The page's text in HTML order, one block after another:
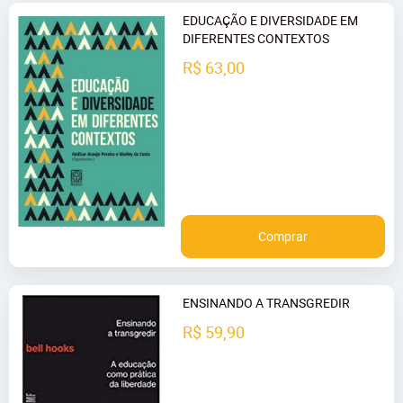
EDUCAÇÃO E DIVERSIDADE EM
DIFERENTES CONTEXTOS
R$ 63,00
Comprar
ENSINANDO A TRANSGREDIR
R$ 59,90